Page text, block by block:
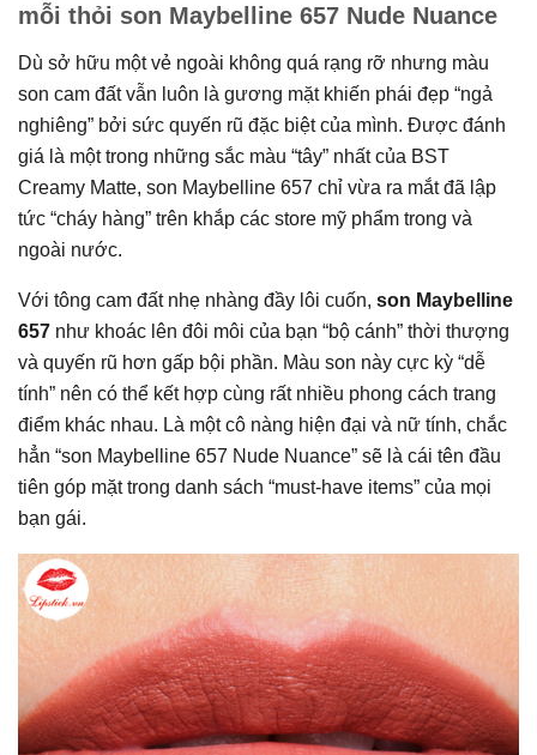
mỗi thỏi son Maybelline 657 Nude Nuance
Dù sở hữu một vẻ ngoài không quá rạng rỡ nhưng màu
son cam đất vẫn luôn là gương mặt khiến phái đẹp “ngả
nghiêng” bởi sức quyến rũ đặc biệt của mình. Được đánh
giá là một trong những sắc màu “tây” nhất của BST
Creamy Matte, son Maybelline 657 chỉ vừa ra mắt đã lập
tức “cháy hàng” trên khắp các store mỹ phẩm trong và
ngoài nước.
Với tông cam đất nhẹ nhàng đầy lôi cuốn, son Maybelline
657 như khoác lên đôi môi của bạn “bộ cánh” thời thượng
và quyến rũ hơn gấp bội phần. Màu son này cực kỳ “dễ
tính” nên có thể kết hợp cùng rất nhiều phong cách trang
điểm khác nhau. Là một cô nàng hiện đại và nữ tính, chắc
hẳn “son Maybelline 657 Nude Nuance” sẽ là cái tên đầu
tiên góp mặt trong danh sách “must-have items” của mọi
bạn gái.